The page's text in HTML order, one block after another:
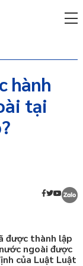
hành
tại
được thành lập
ngoài được
của Luật Luật
tổ chức hành
tổ chức luật sư
nhánh, công ty